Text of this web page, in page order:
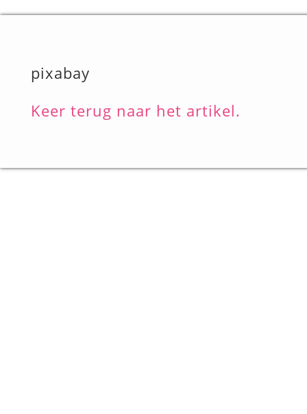
pixabay
Keer terug naar het artikel.